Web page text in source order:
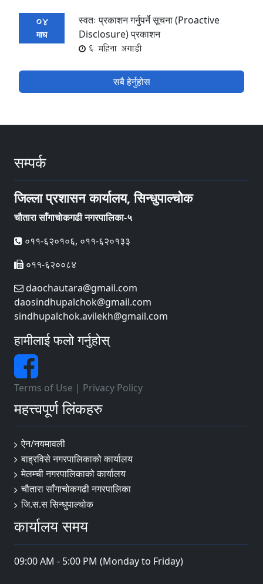
04
माघ
स्वतः प्रकाशन गर्नुपर्ने सूचना (Proactive
Disclosure) प्रकाशन
6 महिना अगाडी
सबै हेर्नुहोस
सम्पर्क
जिल्ला प्रशासन कार्यालय, सिन्धुपाल्चोक
चौतारा साँगाचाेकगढी नगरपालिका-५
०११-६२०१०६, ०११-६२०१३३
०११-६२००८४
daochautara@gmail.com
daosindhupalchok@gmail.com
sindhupalchok.avilekh@gmail.com
हामीलाई फलो गर्नुहोस्
Terms of Use | Privacy Policy
महत्त्वपूर्ण लिंकहरु
ऐन/नयमावली
बाह्रविसे नगरपालिकाको कार्यालय
मेलम्ची नगरपालिकाको कार्यालय
चौतारा साँगाचोकगढी नगरपालिका
जि.स.स सिन्धुपाल्चोक
कार्यालय समय
09:00 AM - 5:00 PM (Monday to Friday)